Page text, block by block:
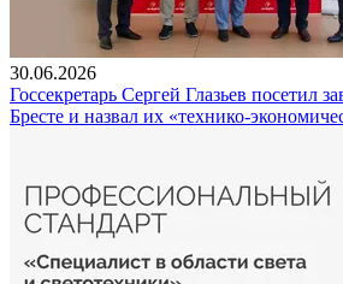
30.06.2026
Госсекретарь Сергей Глазьев посетил
Бресте и назвал их «технико-